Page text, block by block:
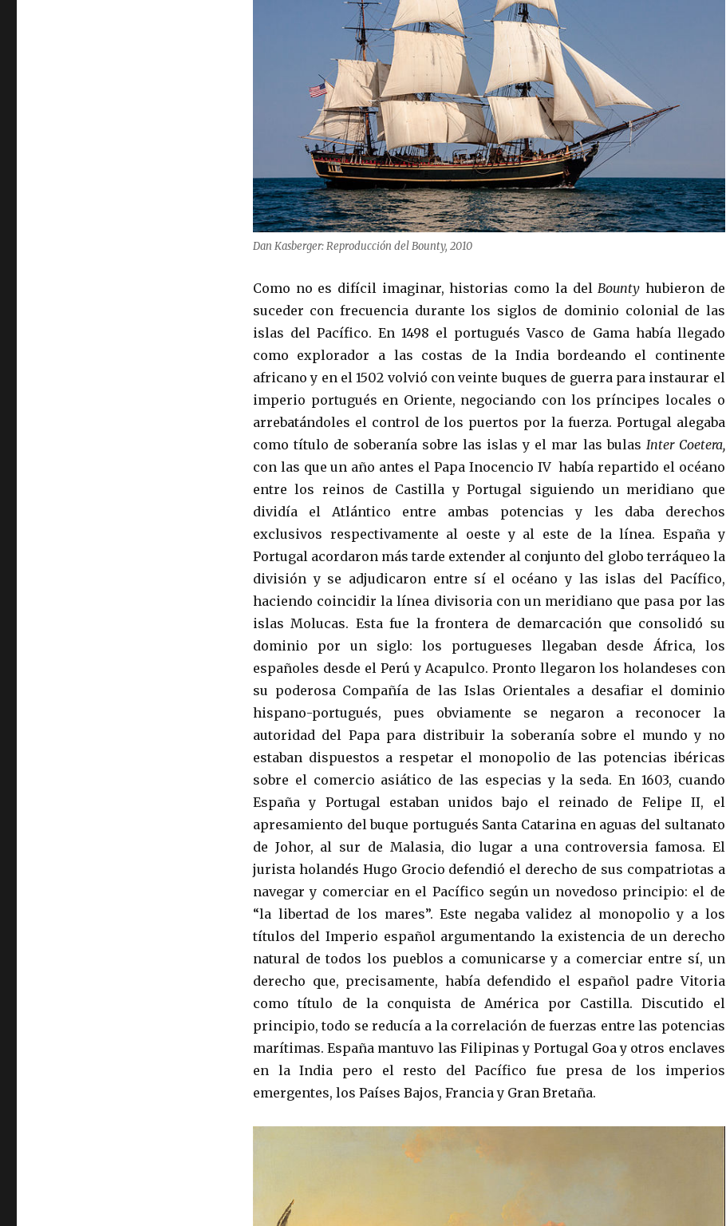
Dan Kasberger: Reproducción del Bounty, 2010
Como no es difícil imaginar, historias como la del Bounty hubieron de
suceder con frecuencia durante los siglos de dominio colonial de las
islas del Pacífico. En 1498 el portugués Vasco de Gama había llegado
como explorador a las costas de la India bordeando el continente
africano y en el 1502 volvió con veinte buques de guerra para instaurar el
imperio portugués en Oriente, negociando con los príncipes locales o
arrebatándoles el control de los puertos por la fuerza. Portugal alegaba
como título de soberanía sobre las islas y el mar las bulas Inter Coetera,
con las que un año antes el Papa Inocencio IV había repartido el océano
entre los reinos de Castilla y Portugal siguiendo un meridiano que
dividía el Atlántico entre ambas potencias y les daba derechos
exclusivos respectivamente al oeste y al este de la línea. España y
Portugal acordaron más tarde extender al conjunto del globo terráqueo la
división y se adjudicaron entre sí el océano y las islas del Pacífico,
haciendo coincidir la línea divisoria con un meridiano que pasa por las
islas Molucas. Esta fue la frontera de demarcación que consolidó su
dominio por un siglo: los portugueses llegaban desde África, los
españoles desde el Perú y Acapulco. Pronto llegaron los holandeses con
su poderosa Compañía de las Islas Orientales a desafiar el dominio
hispano-portugués, pues obviamente se negaron a reconocer la
autoridad del Papa para distribuir la soberanía sobre el mundo y no
estaban dispuestos a respetar el monopolio de las potencias ibéricas
sobre el comercio asiático de las especias y la seda. En 1603, cuando
España y Portugal estaban unidos bajo el reinado de Felipe II, el
apresamiento del buque portugués Santa Catarina en aguas del sultanato
de Johor, al sur de Malasia, dio lugar a una controversia famosa. El
jurista holandés Hugo Grocio defendió el derecho de sus compatriotas a
navegar y comerciar en el Pacífico según un novedoso principio: el de
“la libertad de los mares”. Este negaba validez al monopolio y a los
títulos del Imperio español argumentando la existencia de un derecho
natural de todos los pueblos a comunicarse y a comerciar entre sí, un
derecho que, precisamente, había defendido el español padre Vitoria
como título de la conquista de América por Castilla. Discutido el
principio, todo se reducía a la correlación de fuerzas entre las potencias
marítimas. España mantuvo las Filipinas y Portugal Goa y otros enclaves
en la India pero el resto del Pacífico fue presa de los imperios
emergentes, los Países Bajos, Francia y Gran Bretaña.